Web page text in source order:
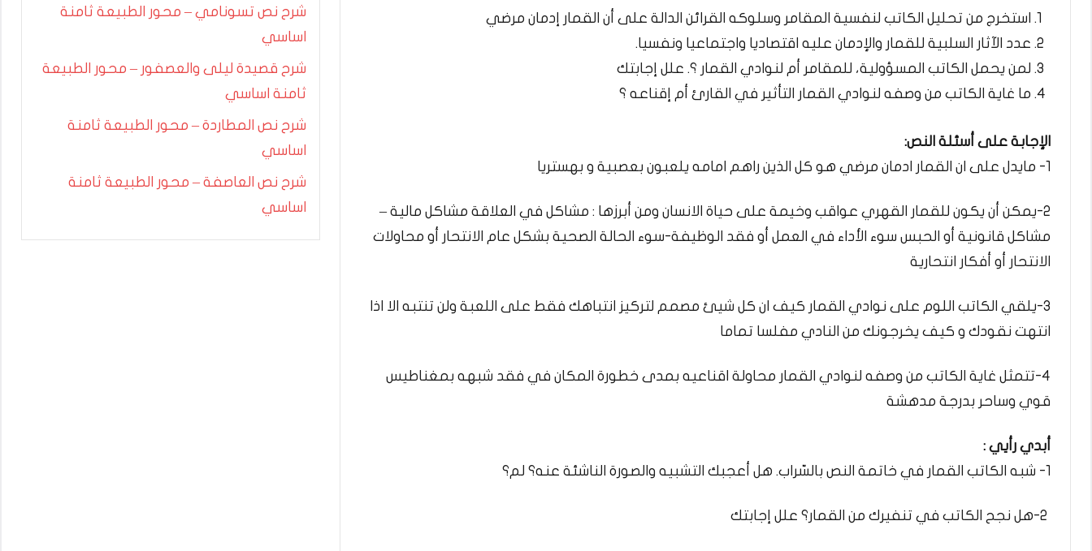
استخرج من تحليل الكاتب لنفسية المقامر وسلوكه القرائن الدالة على أن القمار إدمان مرضي
عدد الآثار السلبية للقمار والإدمان عليه اقتصاديا واجتماعيا ونفسيا.
لمن يحمل الكاتب المسؤولية، للمقامر أم لنوادي القمار ؟. علل إجابتك
ما غاية الكاتب من وصفه لنوادي القمار التأثير في القارئ أم إقناعه ؟
الإجابة على أسئلة النص:
1- مايدل على ان القمار ادمان مرضي هو كل الذين راهم امامه يلعبون بعصبية و بهستريا
2-يمكن أن يكون للقمار القهري عواقب وخيمة على حياة الانسان ومن أبرزها : مشاكل في العلاقة مشاكل مالية –
مشاكل قانونية أو الحبس سوء الأداء في العمل أو فقد الوظيفة-سوء الحالة الصحية بشكل عام الانتحار أو محاولات
الانتحار أو أفكار انتحارية
3-يلقي الكاتب اللوم على نوادي القمار كيف ان كل شيئ مصمم لتركيز انتباهك فقط على اللعبة ولن تنتبه الا اذا
انتهت نقودك و كيف يخرجونك من النادي مفلسا تماما
4-تتمثل غاية الكاتب من وصفه لنوادي القمار محاولة اقناعيه بمدى خطورة المكان في فقد شبهه بمغناطيس
قوي وساحر بدرجة مدهشة
أبدي رأيي :
1- شبه الكاتب القمار في خاتمة النص بالسّراب. هل أعجبك التشبيه والصورة الناشئة عنه؟ لم؟
شرح نص تسونامي – محور الطبيعة ثامنة
اساسي
شرح قصيدة ليلى والعصفور – محور الطبيعة
ثامنة اساسي
شرح نص المطاردة – محور الطبيعة ثامنة
اساسي
شرح نص العاصفة – محور الطبيعة ثامنة
اساسي